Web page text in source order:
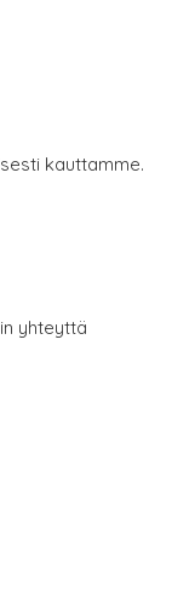
kauttamme.
yhteyttä